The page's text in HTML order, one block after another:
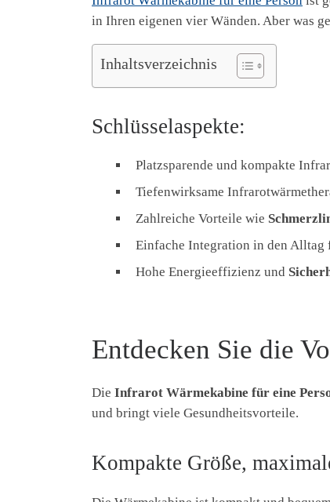
in Ihren eigenen vier Wänden. Aber was
Inhaltsverzeichnis
Schlüsselaspekte:
Platzsparende und kompakte
Tiefenwirksame
Zahlreiche Vorteile wie
Einfache Integration in den Alltag
Hohe Energieeffizienz und
Entdecken Sie die
Die Infrarot Wärmekabine für eine
und bringt viele Gesundheitsvorteile.
Kompakte Größe,